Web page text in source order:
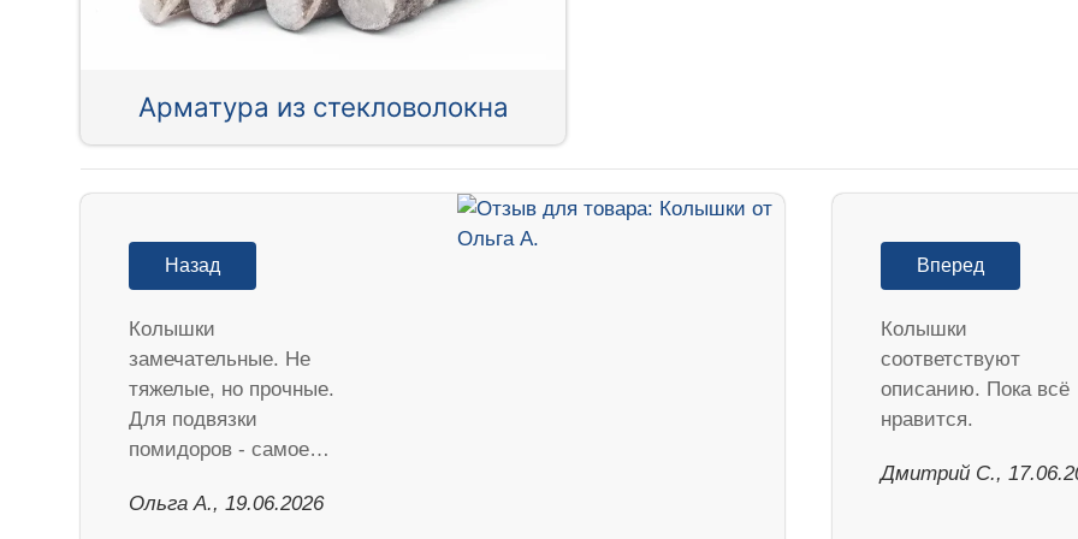
Арматура из стекловолокна
Назад
Колышки
замечательные. Не
тяжелые, но прочные.
Для подвязки
помидоров - самое…
Ольга А., 19.06.2026
Вперед
Колышки
соответствуют
описанию. Пока всё
нравится.
Дмитрий С.,